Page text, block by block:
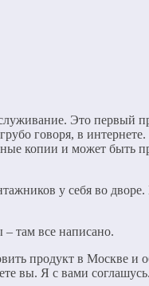
Это первый
говоря, в
копии и может быть
у себя во
там все написано.
продукт в Москве и
вы. Я с вами соглашусь.